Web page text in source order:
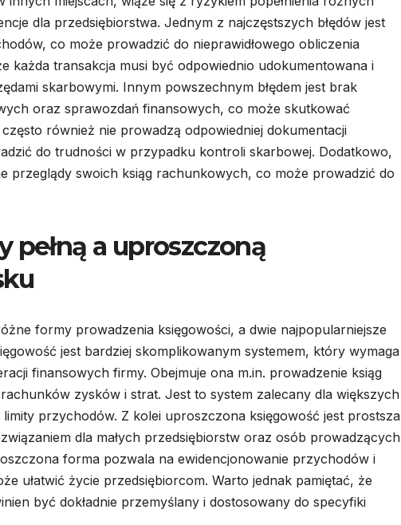
dla przedsiębiorstwa. Jednym z najczęstszych błędów jest
co może prowadzić do nieprawidłowego obliczenia
każda transakcja musi być odpowiednio udokumentowana i
skarbowymi. Innym powszechnym błędem jest brak
oraz sprawozdań finansowych, co może skutkować
również nie prowadzą odpowiedniej dokumentacji
do trudności w przypadku kontroli skarbowej. Dodatkowo,
przeglądy swoich ksiąg rachunkowych, co może prowadzić do
pełną a uproszczoną
formy prowadzenia księgowości, a dwie najpopularniejsze
jest bardziej skomplikowanym systemem, który wymaga
finansowych firmy. Obejmuje ona m.in. prowadzenie ksiąg
zysków i strat. Jest to system zalecany dla większych
przychodów. Z kolei uproszczona księgowość jest prostsza
dla małych przedsiębiorstw oraz osób prowadzących
forma pozwala na ewidencjonowanie przychodów i
ułatwić życie przedsiębiorcom. Warto jednak pamiętać, że
być dokładnie przemyślany i dostosowany do specyfiki